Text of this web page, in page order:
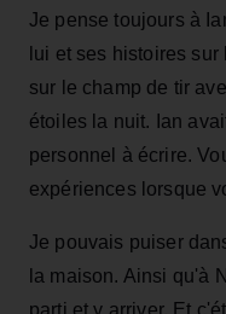
Je pense toujours à
lui et ses histoires
sur le champ de tir
étoiles la nuit. Ian
personnel à écrire.
expériences lorsque
Je pouvais puiser
la maison. Ainsi qu'à